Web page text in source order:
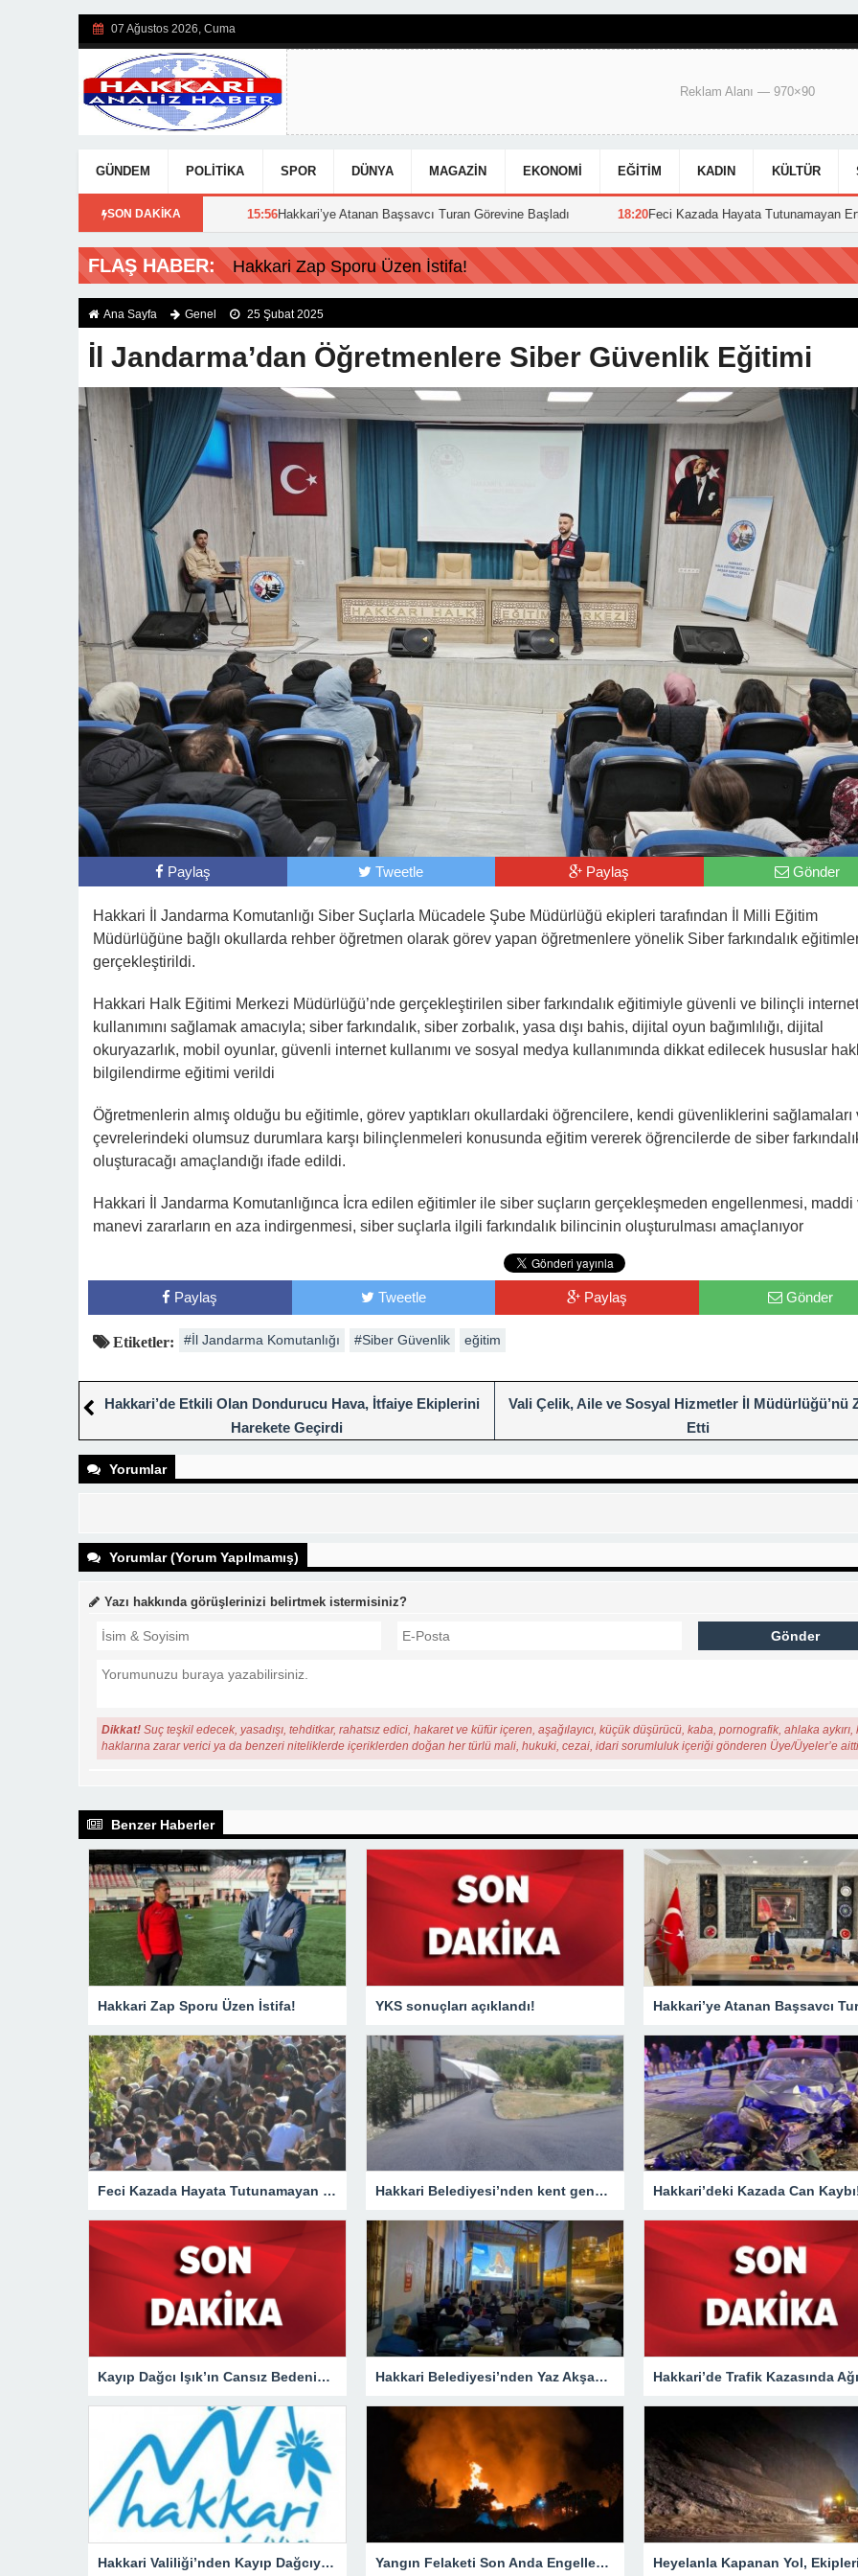
07 Ağustos 2026, Cuma
Reklam Alanı — 970×90
GÜNDEM POLITIKA SPOR DÜNYA MAGAZIN EKONOMI EĞITIM KADIN KÜLTÜR
SON DAKİKA
sonuçları açıklandı! 15:56 Hakkari’ye Atanan Başsavcı Turan Görevine Başladı 18:20Feci Kazada Hayata Tutunamayan Ertunç Toprağa
FLAŞ HABER: Hakkari Zap Sporu Üzen İstifa!
Ana Sayfa Genel 25 Şubat 2025
İl Jandarma’dan Öğretmenlere Siber Güvenlik Eğitimi
Paylaş Tweetle Paylaş Gönder
Hakkari İl Jandarma Komutanlığı Siber Suçlarla Mücadele Şube Müdürlüğü ekipleri tarafından İl Milli Eğitim
Müdürlüğüne bağlı okullarda rehber öğretmen olarak görev yapan öğretmenlere yönelik Siber farkındalık
gerçekleştirildi.
Hakkari Halk Eğitimi Merkezi Müdürlüğü’nde gerçekleştirilen siber farkındalık eğitimiyle güvenli ve bilinçli internet
kullanımını sağlamak amacıyla; siber farkındalık, siber zorbalık, yasa dışı bahis, dijital oyun bağımlılığı, dijital
okuryazarlık, mobil oyunlar, güvenli internet kullanımı ve sosyal medya kullanımında dikkat edilecek hususlar
bilgilendirme eğitimi verildi
Öğretmenlerin almış olduğu bu eğitimle, görev yaptıkları okullardaki öğrencilere, kendi güvenliklerini sağlamaları
çevrelerindeki olumsuz durumlara karşı bilinçlenmeleri konusunda eğitim vererek öğrencilerde de siber
oluşturacağı amaçlandığı ifade edildi.
Hakkari İl Jandarma Komutanlığınca İcra edilen eğitimler ile siber suçların gerçekleşmeden engellenmesi, maddi
manevi zararların en aza indirgenmesi, siber suçlarla ilgili farkındalık bilincinin oluşturulması amaçlanıyor
Paylaş Tweetle Paylaş Gönder
Etiketler: #İl Jandarma Komutanlığı #Siber Güvenlik eğitim
Hakkari’de Etkili Olan Dondurucu Hava, İtfaiye Ekiplerini
Harekete Geçirdi
Vali Çelik, Aile ve Sosyal Hizmetler İl Müdürlüğü’nü
Etti
Yorumlar
Yorumlar (Yorum Yapılmamış)
Yazı hakkında görüşlerinizi belirtmek istermisiniz?
Dikkat! Suç teşkil edecek, yasadışı, tehditkar, rahatsız edici, hakaret ve küfür içeren, aşağılayıcı, küçük düşürücü, kaba, pornografik, ahlaka aykırı,
haklarına zarar verici ya da benzeri niteliklerde içeriklerden doğan her türlü mali, hukuki, cezai, idari sorumluluk içeriği gönderen Üye/Üyeler’e
Benzer Haberler
Hakkari Zap Sporu Üzen İstifa! YKS sonuçları açıklandı!
Feci Kazada Hayata Tutunamayan Ertunç Toprağa Verildi Hakkari Belediyesi’nden kent genelinde yoğun asfalt mesaisi Hakkari’deki Kazada Can
Kayıp Dağcı Işık’ın Cansız Bedenine Ulaşıldı! Hakkari Belediyesi’nden Yaz Akşamlarına Sinema Etkinliği
Hakkari Valiliği’nden Kayıp Dağcıya İlişkin Açıklama! Yangın Felaketi Son Anda Engellendi!